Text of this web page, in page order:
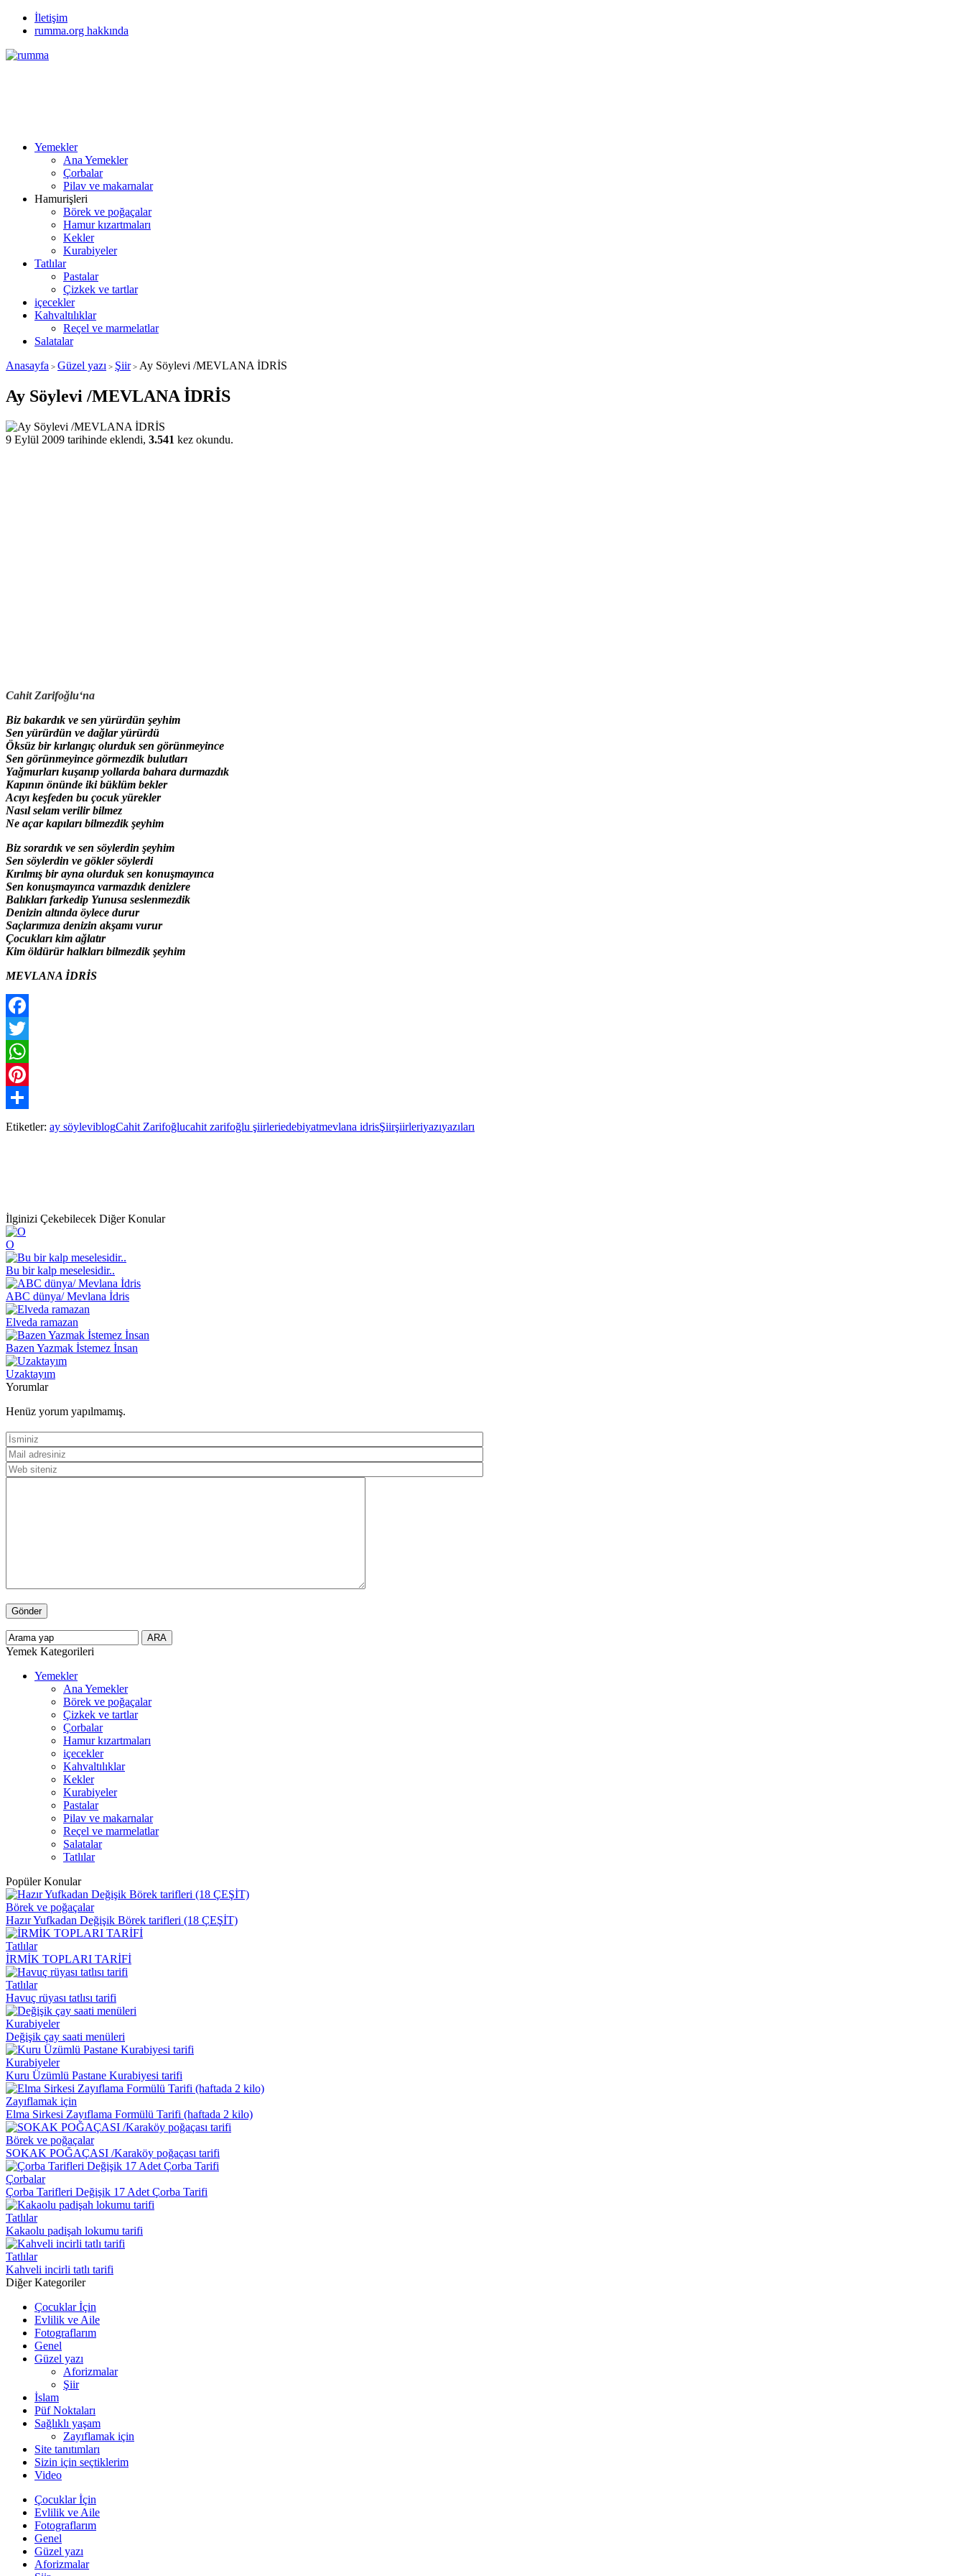
İletişim
rumma.org hakkında
Yemekler
Ana Yemekler
Çorbalar
Pilav ve makarnalar
Hamurişleri
Börek ve poğaçalar
Hamur kızartmaları
Kekler
Kurabiyeler
Tatlılar
Pastalar
Çizkek ve tartlar
içecekler
Kahvaltılıklar
Reçel ve marmelatlar
Salatalar
Anasayfa > Güzel yazı > Şiir> Ay Söylevi /MEVLANA İDRİS
Ay Söylevi /MEVLANA İDRİS
9 Eylül 2009 tarihinde eklendi, 3.541 kez okundu.
Cahit Zarifoğlu‘na
Biz bakardık ve sen yürürdün şeyhim
Sen yürürdün ve dağlar yürürdü
Öksüz bir kırlangıç olurduk sen görünmeyince
Sen görünmeyince görmezdik bulutları
Yağmurları kuşanıp yollarda bahara durmazdık
Kapının önünde iki büklüm bekler
Acıyı keşfeden bu çocuk yürekler
Nasıl selam verilir bilmez
Ne açar kapıları bilmezdik şeyhim
Biz sorardık ve sen söylerdin şeyhim
Sen söylerdin ve gökler söylerdi
Kırılmış bir ayna olurduk sen konuşmayınca
Sen konuşmayınca varmazdık denizlere
Balıkları farkedip Yunusa seslenmezdik
Denizin altında öylece durur
Saçlarımıza denizin akşamı vurur
Çocukları kim ağlatır
Kim öldürür halkları bilmezdik şeyhim
MEVLANA İDRİS
Facebook
Twitter
WhatsApp
Pinterest
Paylaş
Etiketler: ay söyleviblogCahit Zarifoğlucahit zarifoğlu şiirleriedebiyatmevlana idrisŞiirşiirleriyazıyazıları
İlginizi Çekebilecek Diğer Konular
O
Bu bir kalp meselesidir..
ABC dünya/ Mevlana İdris
Elveda ramazan
Bazen Yazmak İstemez İnsan
Uzaktayım
Yorumlar
Henüz yorum yapılmamış.
Yemek Kategorileri
Yemekler
Ana Yemekler
Börek ve poğaçalar
Çizkek ve tartlar
Çorbalar
Hamur kızartmaları
içecekler
Kahvaltılıklar
Kekler
Kurabiyeler
Pastalar
Pilav ve makarnalar
Reçel ve marmelatlar
Salatalar
Tatlılar
Popüler Konular
Börek ve poğaçalar
Hazır Yufkadan Değişik Börek tarifleri (18 ÇEŞİT)
Tatlılar
İRMİK TOPLARI TARİFİ
Tatlılar
Havuç rüyası tatlısı tarifi
Kurabiyeler
Değişik çay saati menüleri
Kurabiyeler
Kuru Üzümlü Pastane Kurabiyesi tarifi
Zayıflamak için
Elma Sirkesi Zayıflama Formülü Tarifi (haftada 2 kilo)
Börek ve poğaçalar
SOKAK POĞAÇASI /Karaköy poğaçası tarifi
Çorbalar
Çorba Tarifleri Değişik 17 Adet Çorba Tarifi
Tatlılar
Kakaolu padişah lokumu tarifi
Tatlılar
Kahveli incirli tatlı tarifi
Diğer Kategoriler
Çocuklar İçin
Evlilik ve Aile
Fotograflarım
Genel
Güzel yazı
Aforizmalar
Şiir
İslam
Püf Noktaları
Sağlıklı yaşam
Zayıflamak için
Site tanıtımları
Sizin için seçtiklerim
Video
Çocuklar İçin
Evlilik ve Aile
Fotograflarım
Genel
Güzel yazı
Aforizmalar